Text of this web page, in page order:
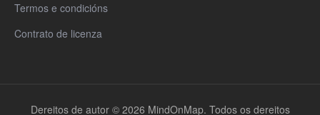
Termos e condicións
Contrato de licenza
Dereitos de autor © 2026 MindOnMap. Todos os dereitos